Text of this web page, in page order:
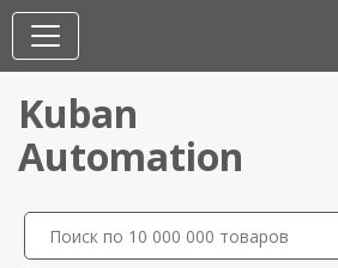
Kuban
Automation